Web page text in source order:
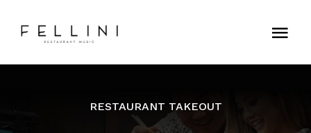
RESTAURANT TAKEOUT